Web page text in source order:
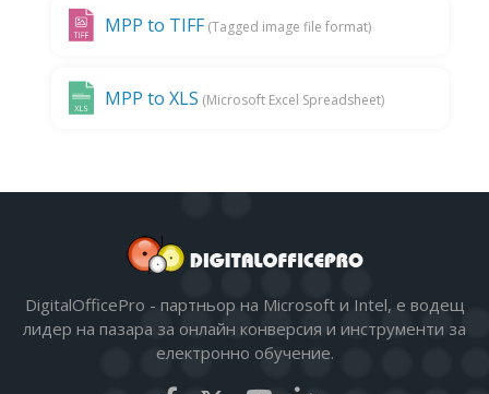
MPP to TIFF (Tagged image file format)
MPP to XLS (Microsoft Excel Spreadsheet)
DigitalOfficePro - партньор на Microsoft и Intel, е водещ
лидер на пазара за онлайн конверсия и инструменти за
електронно обучение.